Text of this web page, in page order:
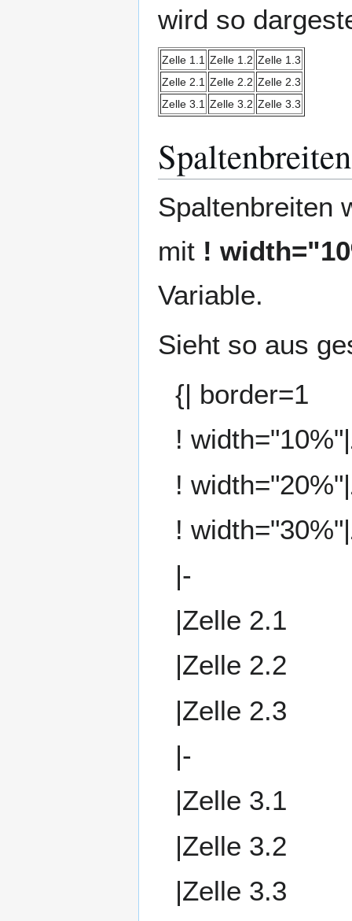
wird so
Zelle 1.1 Zelle 1.2 Zelle 1.3
Zelle 2.1 Zelle 2.2 Zelle 2.3
Zelle 3.1 Zelle 3.2 Zelle 3.3
Spaltenbreiten
Spaltenbreiten
mit !
Variable.
Sieht so aus
{| border=1
!
!
!
|-
|Zelle 2.1
|Zelle 2.2
|Zelle 2.3
|-
|Zelle 3.1
|Zelle 3.2
|Zelle 3.3